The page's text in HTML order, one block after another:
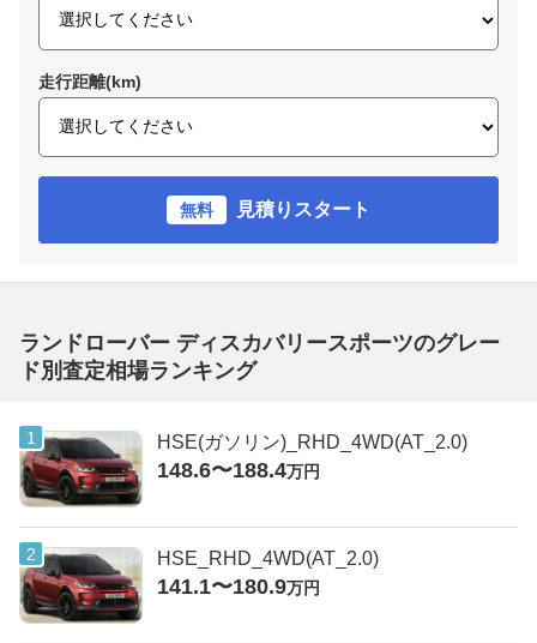
走行距離(km)
無料 見積りスタート
ランドローバー ディスカバリースポーツのグレー
ド別査定相場ランキング
HSE(ガソリン)_RHD_4WD(AT_2.0)
148.6〜188.4万円
HSE_RHD_4WD(AT_2.0)
141.1〜180.9万円